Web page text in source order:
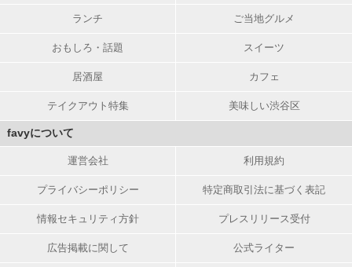
ランチ ご当地グルメ
おもしろ・話題 スイーツ
居酒屋 カフェ
テイクアウト特集 美味しい渋谷区
favyについて
運営会社 利用規約
プライバシーポリシー 特定商取引法に基づく表記
情報セキュリティ方針 プレスリリース受付
広告掲載に関して 公式ライター